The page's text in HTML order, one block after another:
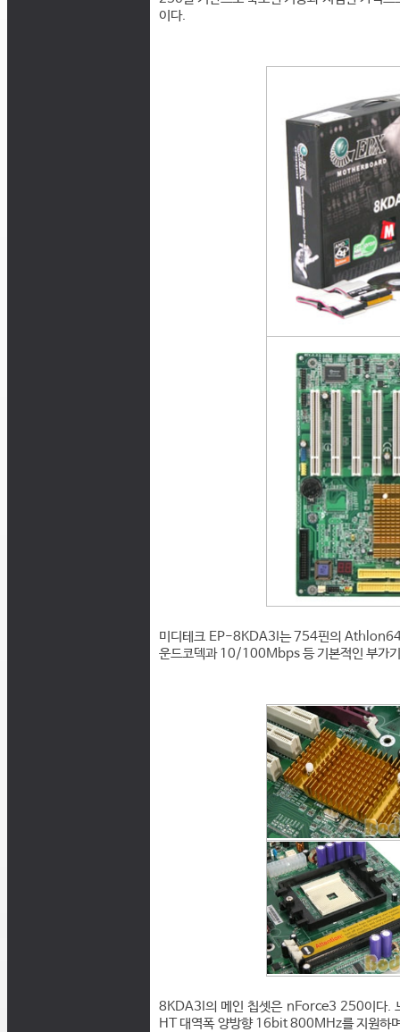
이다.
미디테크 EP-8KDA3I는 754핀의 Athlon64
운드코덱과 10/100Mbps 등 기본적인 부가
8KDA3I의 메인 칩셋은 nForce3 250이다.
HT 대역폭 양방향 16bit 800MHz를 지원하